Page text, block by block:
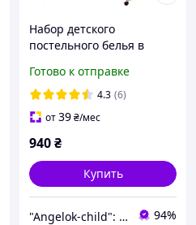
Набор детского
постельного белья в
детское постельное
белье.
Готово к отправке
4.3 (6)
от39₴/мес
940₴
Купить
"Angelok-child": Интернет-магазин детских товаров. Зимние комбинезоны. Зимние конверты в коляску 94%